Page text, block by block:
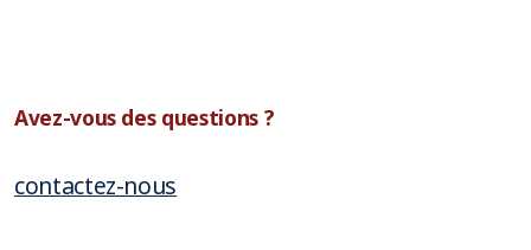
Avez-vous des questions ?
contactez-nous